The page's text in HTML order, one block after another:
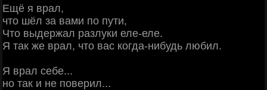
Ещё я врал,
что шёл за вами по пути,
Что выдержал разлуки еле-еле.
Я так же врал, что вас когда-нибудь любил.
Я врал себе...
но так и не поверил...